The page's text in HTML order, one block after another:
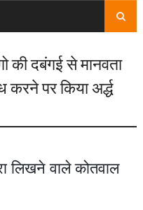
की दबंगई से मानवता
करने पर किया अर्द्ध
लिखने वाले कोतवाल